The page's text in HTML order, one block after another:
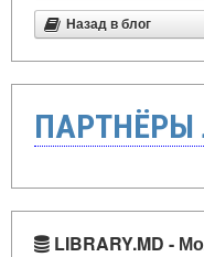
Назад в блог
LIBRARY.MD -